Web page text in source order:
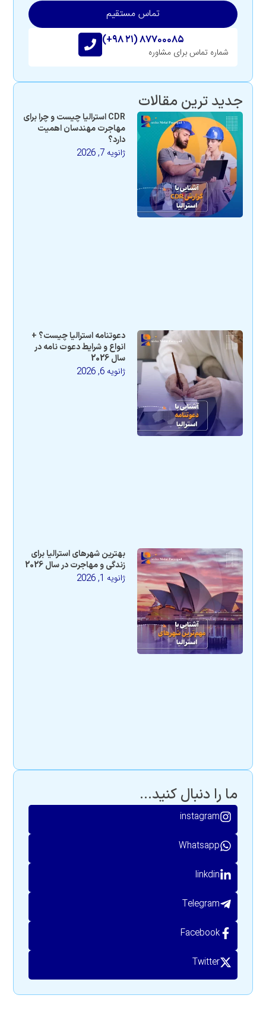
تماس مستقیم
(+۹۸ ۲۱) ۸۷۷۰۰۰۸۵
شماره تماس برای مشاوره
جدید ترین مقالات
CDR استرالیا چیست و چرا برای
مهاجرت مهندسان اهمیت
دارد؟
ژانویه 7, 2026
دعوتنامه استرالیا چیست؟ +
انواع و شرایط دعوت نامه در
سال 2026
ژانویه 6, 2026
بهترین شهرهای استرالیا برای
زندگی و مهاجرت در سال 2026
ژانویه 1, 2026
ما را دنبال کنید...
instagram
Whatsapp
linkdin
Telegram
Facebook
Twitter